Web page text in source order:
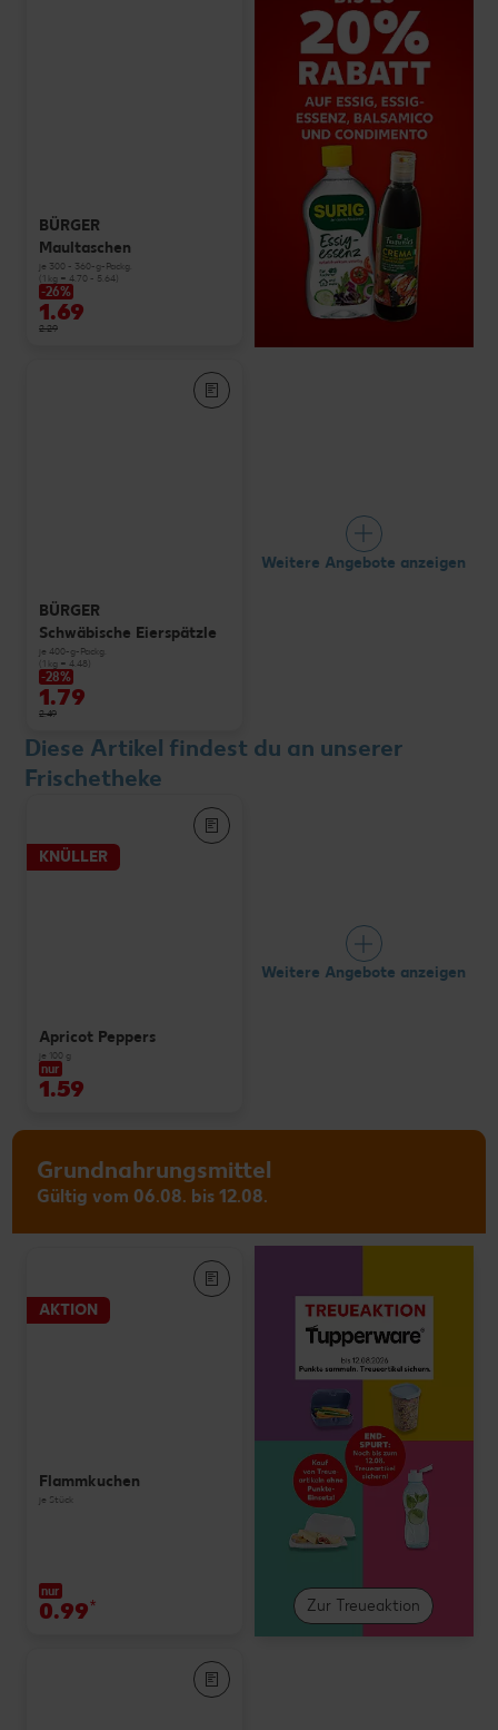
BÜRGER
Maultaschen
je 300 - 360-g-Packg.
(1 kg = 4.70 - 5.64)
-26%
1.69
2.29
BÜRGER
Schwäbische Eierspätzle
je 400-g-Packg.
(1 kg = 4.48)
-28%
1.79
2.49
Weitere Angebote anzeigen
Diese Artikel findest du an unserer
Frischetheke
KNÜLLER
Apricot Peppers
je 100 g
nur
1.59
Weitere Angebote anzeigen
Grundnahrungsmittel
Gültig vom 06.08. bis 12.08.
Zur Treueaktion
AKTION
Flammkuchen
je Stück
nur
0.99*